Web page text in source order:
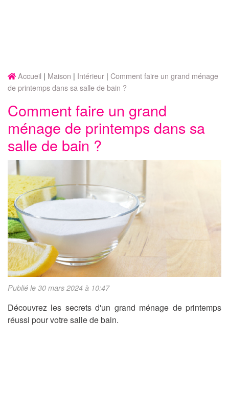
Accueil Maison Intérieur Comment faire un grand ménage
de printemps dans sa salle de bain ?
Comment faire un grand
ménage de printemps dans sa
salle de bain ?
Publié le 30 mars 2024 à 10:47
Découvrez les secrets d'un grand ménage de printemps
réussi pour votre salle de bain.